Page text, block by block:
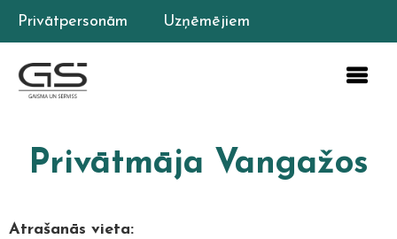
Privātpersonām Uzņēmējiem
Privātmāja Vangažos
Atrašanās vieta: